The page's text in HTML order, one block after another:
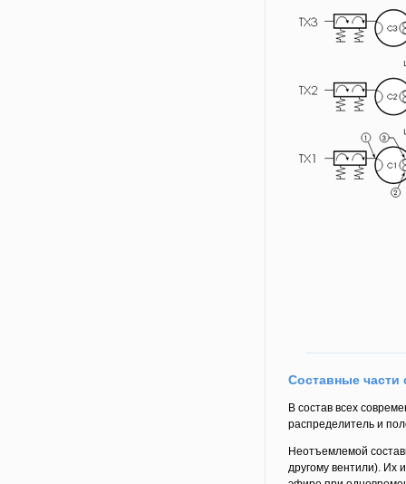
Составные части
В состав всех
распределитель и
Неотъемлемой
другому вентили). Их